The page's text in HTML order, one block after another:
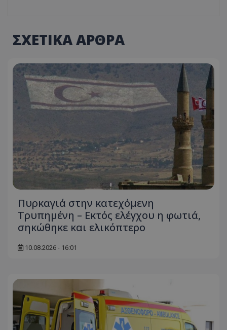
ΣΧΕΤΙΚΑ ΑΡΘΡΑ
Πυρκαγιά στην κατεχόμενη
Τρυπημένη – Εκτός ελέγχου η φωτιά,
σηκώθηκε και ελικόπτερο
10.08.2026 - 16:01